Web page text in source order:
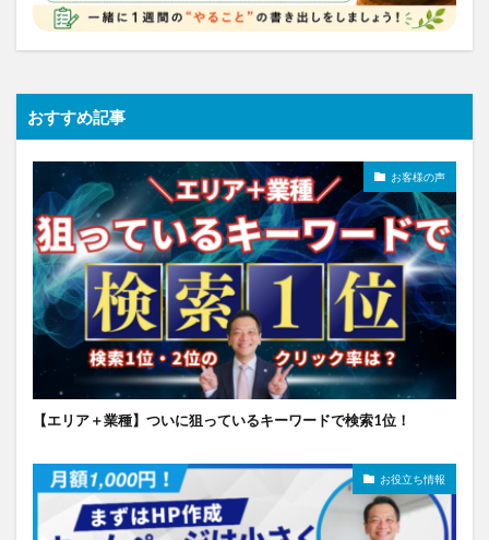
おすすめ記事
お客様の声
【エリア＋業種】ついに狙っているキーワードで検索1位！
お役立ち情報